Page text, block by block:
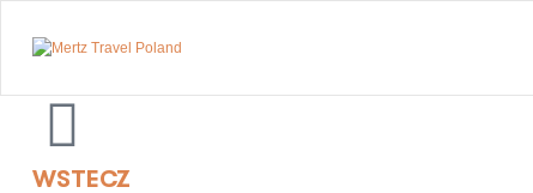
Poland
WSTECZ